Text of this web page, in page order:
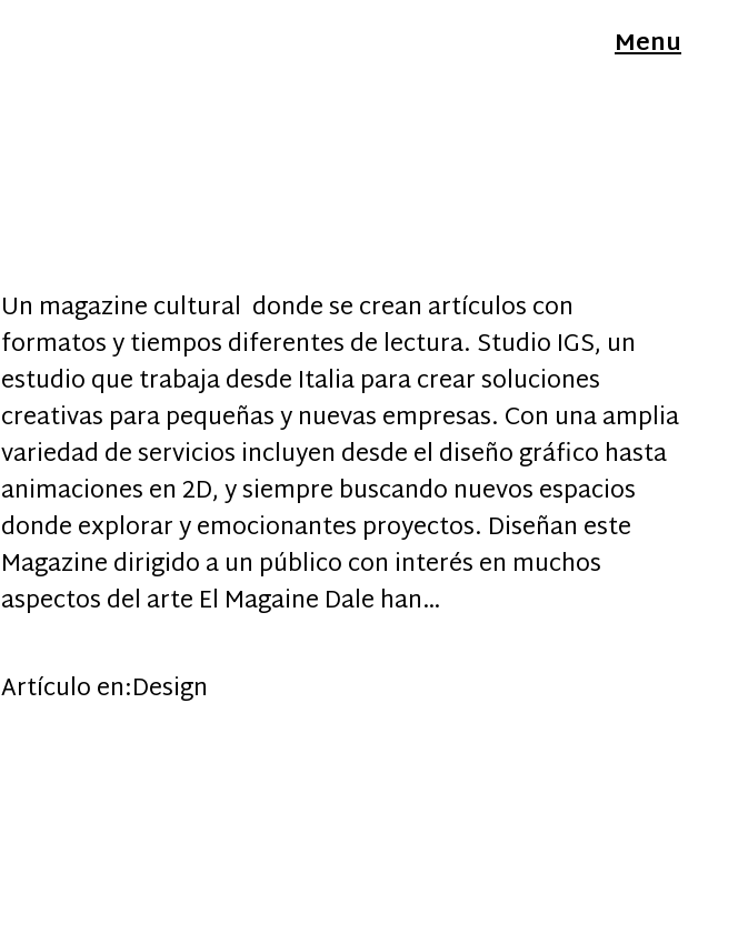
Menu
Un magazine cultural donde se crean artículos con
formatos y tiempos diferentes de lectura. Studio IGS, un
estudio que trabaja desde Italia para crear soluciones
creativas para pequeñas y nuevas empresas. Con una amplia
variedad de servicios incluyen desde el diseño gráfico hasta
animaciones en 2D, y siempre buscando nuevos espacios
donde explorar y emocionantes proyectos. Diseñan este
Magazine dirigido a un público con interés en muchos
aspectos del arte El Magaine Dale han…
Artículo en:Design